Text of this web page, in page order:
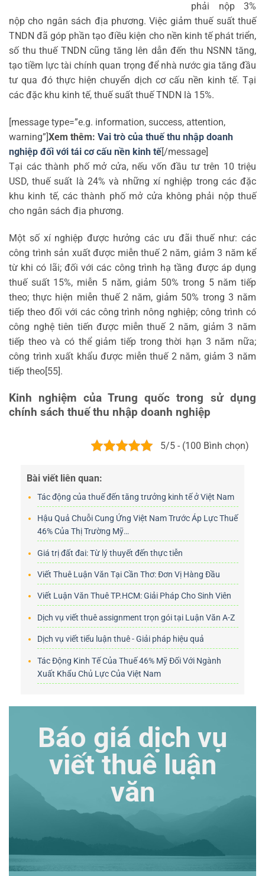
phải nộp 3%
nộp cho ngân sách địa phương. Việc giảm thuế suất thuế
TNDN đã góp phần tạo điều kiện cho nền kinh tế phát triển,
số thu thuế TNDN cũng tăng lên dẫn đến thu NSNN tăng,
tạo tiềm lực tài chính quan trọng để nhà nước gia tăng đầu
tư qua đó thực hiện chuyển dịch cơ cấu nền kinh tế. Tại
các đặc khu kinh tế, thuế suất thuế TNDN là 15%.
[message type=”e.g. information, success, attention,
warning”]Xem thêm: Vai trò của thuế thu nhập doanh
nghiệp đối với tái cơ cấu nền kinh tế[/message]
Tại các thành phố mở cửa, nếu vốn đầu tư trên 10 triệu
USD, thuế suất là 24% và những xí nghiệp trong các đặc
khu kinh tế, các thành phố mở cửa không phải nộp thuế
cho ngân sách địa phương.
Một số xí nghiệp được hưởng các ưu đãi thuế như: các
công trình sản xuất được miễn thuế 2 năm, giảm 3 năm kể
từ khi có lãi; đối với các công trình hạ tầng được áp dụng
thuế suất 15%, miễn 5 năm, giảm 50% trong 5 năm tiếp
theo; thực hiện miễn thuế 2 năm, giảm 50% trong 3 năm
tiếp theo đối với các công trình nông nghiệp; công trình có
công nghệ tiên tiến được miễn thuế 2 năm, giảm 3 năm
tiếp theo và có thể giảm tiếp trong thời hạn 3 năm nữa;
công trình xuất khẩu được miễn thuế 2 năm, giảm 3 năm
tiếp theo[55].
Kinh nghiệm của Trung quốc trong sử dụng
chính sách thuế thu nhập doanh nghiệp
5/5 - (100 Bình chọn)
Bài viết liên quan:
Tác động của thuế đến tăng trưởng kinh tế ở Việt Nam
Hậu Quả Chuỗi Cung Ứng Việt Nam Trước Áp Lực Thuế
46% Của Thị Trường Mỹ…
Giá trị đất đai: Từ lý thuyết đến thực tiễn
Viết Thuê Luận Văn Tại Cần Thơ: Đơn Vị Hàng Đầu
Viết Luận Văn Thuê TP.HCM: Giải Pháp Cho Sinh Viên
Dịch vụ viết thuê assignment trọn gói tại Luận Văn A-Z
Dịch vụ viết tiểu luận thuê - Giải pháp hiệu quả
Tác Động Kinh Tế Của Thuế 46% Mỹ Đối Với Ngành
Xuất Khẩu Chủ Lực Của Việt Nam
Báo giá dịch vụ
viết thuê luận
văn